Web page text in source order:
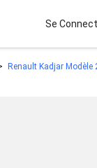
Se
Renault Kadjar Modèle